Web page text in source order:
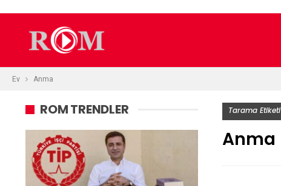
Ev Anma
Tarama Etiketi
Anma
ROM TRENDLER